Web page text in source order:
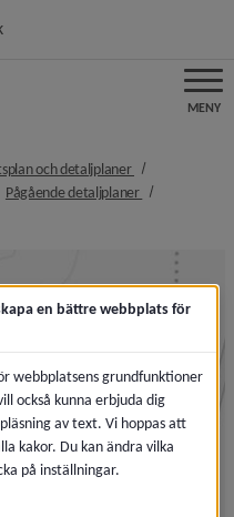
MENY
och detaljplaner nivå i
i brödsmulenavigeringen
Pågående detaljplaner nivå i
en bättre webbplats för
webbplatsens grundfunktioner
också kunna erbjuda dig
av text. Vi hoppas att
kakor. Du kan ändra vilka
på inställningar.